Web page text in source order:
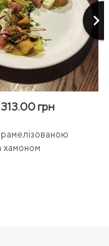
keyboard_arrow_right
313.00 грн
хамоном